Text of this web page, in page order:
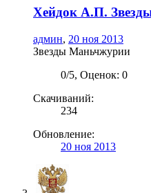
Хейдок А.П.
админ, 20 ноя 2013
Звезды Маньчжурии
0/5, Оценок: 0
Скачиваний:
234
Обновление:
20 ноя 2013